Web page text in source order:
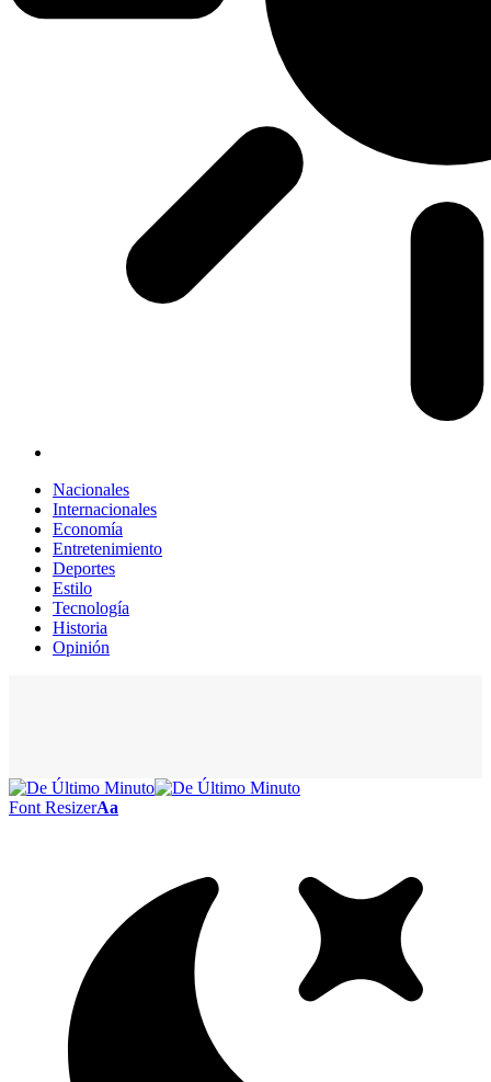
Nacionales
Internacionales
Economía
Entretenimiento
Deportes
Estilo
Tecnología
Historia
Opinión
Font ResizerAa